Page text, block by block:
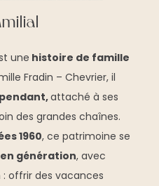
une histoire de famille
Fradin – Chevrier, il
attaché à ses
des grandes chaînes.
1960, ce patrimoine se
génération, avec
offrir des vacances